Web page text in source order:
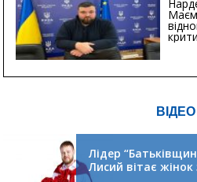
ВІДЕО
Лідер
Лисий вітає жінок